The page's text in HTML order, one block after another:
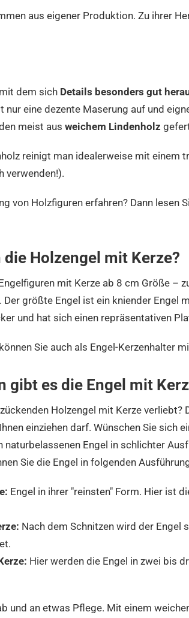
aus eigener Produktion. Zu ihrer
dem sich Details besonders gut
nur eine dezente Maserung auf und
meist aus weichem Lindenholz
reinigt man idealerweise mit einem
verwenden!).
von Holzfiguren erfahren? Dann lesen
Holzengel mit Kerze?
mit Kerze ab 8 cm Größe –
größte Engel ist ein kniender Engel
und hat sich einen repräsentativen
Sie auch als Engel-Kerzenhalter
gibt es die Engel mit
Holzengel mit Kerze
einziehen darf. Wünschen Sie sich
naturbelassenen Engel in schlichter
Sie die Engel in folgenden
Engel in ihrer "reinsten" Form. Hier ist
Nach dem Schnitzen wird der
Hier werden die Engel in zwei bis
und an etwas Pflege. Mit einem